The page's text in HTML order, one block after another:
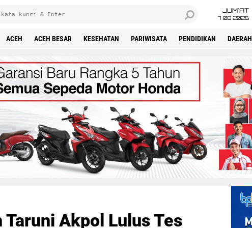
JUM'AT
7 08 2026
ACEH ACEH BESAR KESEHATAN PARIWISATA PENDIDIKAN DAERAH
Taruni Akpol Lulus Tes